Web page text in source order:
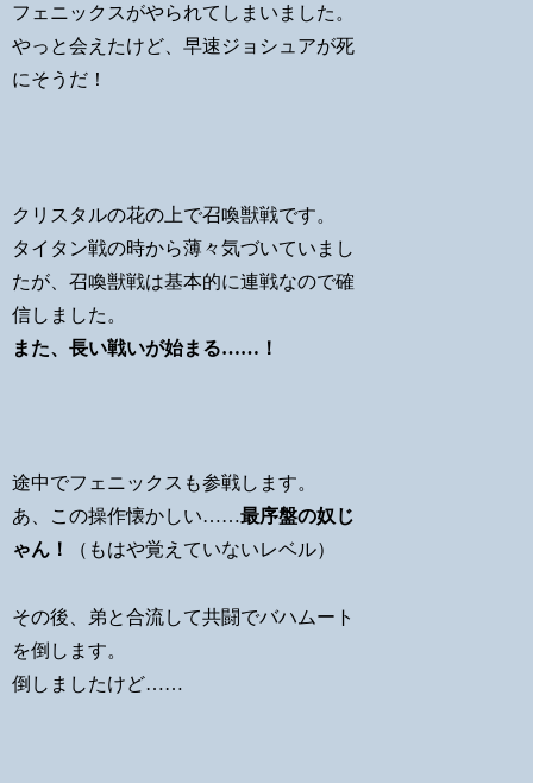
フェニックスがやられてしまいました。
やっと会えたけど、早速ジョシュアが死
にそうだ！
クリスタルの花の上で召喚獣戦です。
タイタン戦の時から薄々気づいていまし
たが、召喚獣戦は基本的に連戦なので確
信しました。
また、長い戦いが始まる……！
途中でフェニックスも参戦します。
あ、この操作懐かしい……最序盤の奴じ
ゃん！
（もはや覚えていないレベル）
その後、弟と合流して共闘でバハムート
を倒します。
倒しましたけど……